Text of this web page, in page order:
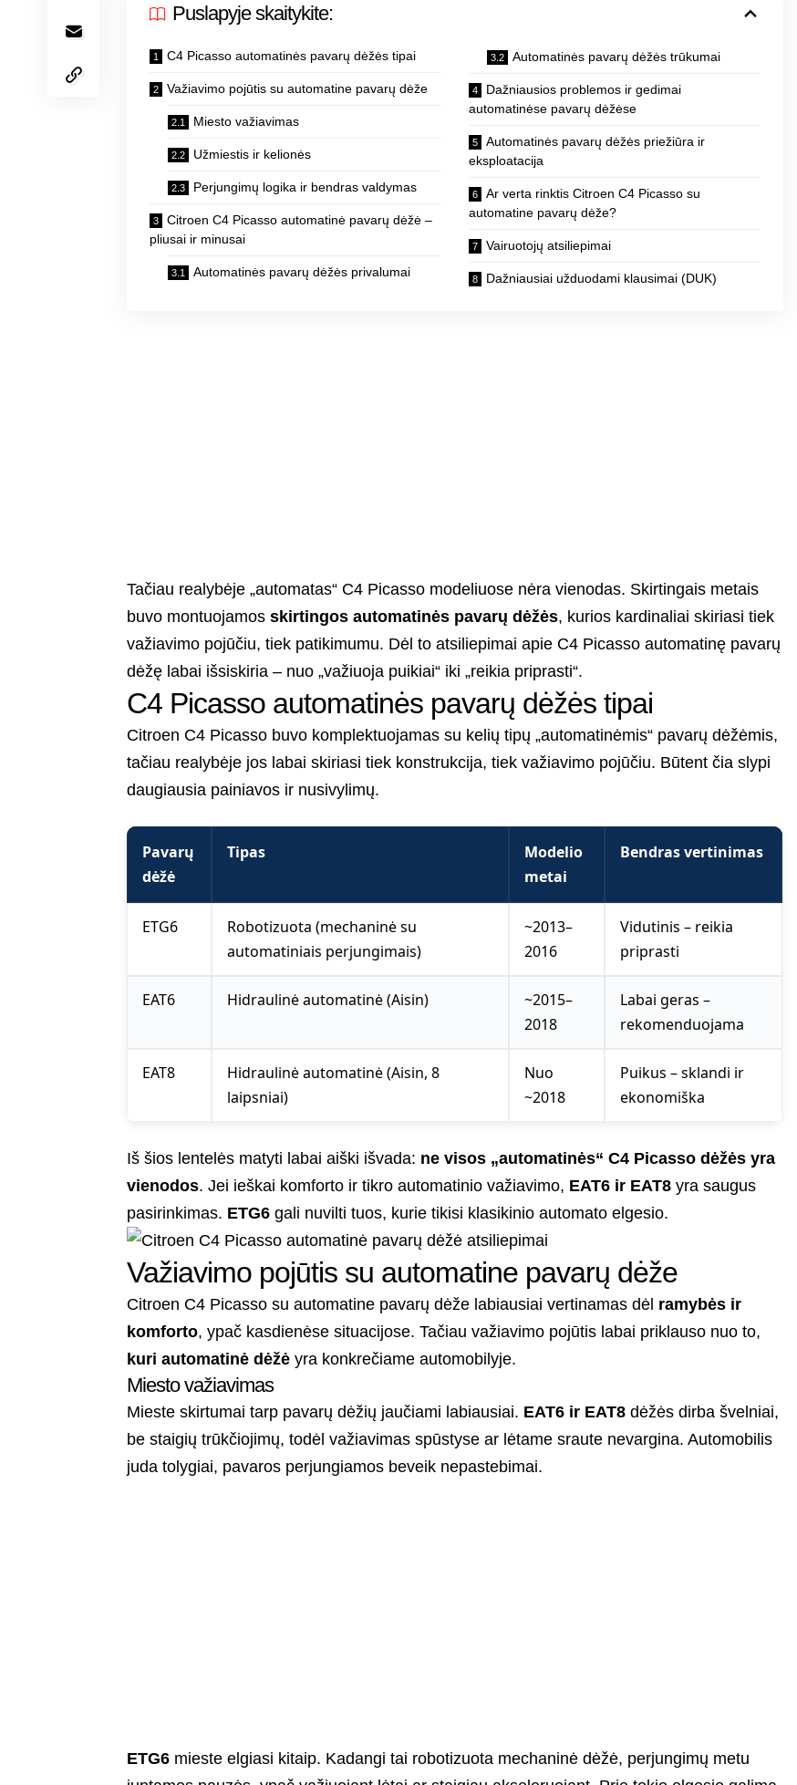
Puslapyje skaitykite:
C4 Picasso automatinės pavarų dėžės tipai
Važiavimo pojūtis su automatine pavarų dėže
Miesto važiavimas
Užmiestis ir kelionės
Perjungimų logika ir bendras valdymas
Citroen C4 Picasso automatinė pavarų dėžė –
pliusai ir minusai
Automatinės pavarų dėžės privalumai
Automatinės pavarų dėžės trūkumai
Dažniausios problemos ir gedimai
automatinėse pavarų dėžėse
Automatinės pavarų dėžės priežiūra ir
eksploatacija
Ar verta rinktis Citroen C4 Picasso su
automatine pavarų dėže?
Vairuotojų atsiliepimai
Dažniausiai užduodami klausimai (DUK)
Tačiau realybėje „automatas“ C4 Picasso modeliuose nėra vienodas. Skirtingais metais
buvo montuojamosskirtingos automatinės pavarų dėžės, kurios kardinaliai skiriasi tiek
važiavimo pojūčiu, tiek patikimumu. Dėl to atsiliepimai apie C4 Picasso automatinę pavarų
dėžę labai išsiskiria – nuo „važiuoja puikiai“ iki „reikia priprasti“.
C4 Picasso automatinės pavarų dėžės tipai
Citroen C4 Picasso buvo komplektuojamas su kelių tipų „automatinėmis“ pavarų dėžėmis,
tačiau realybėje jos labai skiriasi tiek konstrukcija, tiek važiavimo pojūčiu. Būtent čia slypi
daugiausia painiavos ir nusivylimų.
Pavarų
dėžė
Tipas
Modelio
metai
Bendras vertinimas
ETG6
Robotizuota (mechaninė su
automatiniais perjungimais)
~2013–
2016
Vidutinis – reikia
priprasti
EAT6 Hidraulinė automatinė (Aisin)
~2015–
2018
Labai geras –
rekomenduojama
EAT8
Hidraulinė automatinė (Aisin, 8
laipsniai)
Nuo
~2018
Puikus – sklandi ir
ekonomiška
Iš šios lentelės matyti labai aiški išvada: ne visos „automatinės“ C4 Picasso dėžės yra
vienodos. Jei ieškai komforto ir tikro automatinio važiavimo, EAT6 ir EAT8 yra saugus
pasirinkimas. ETG6 gali nuvilti tuos, kurie tikisi klasikinio automato elgesio.
Važiavimo pojūtis su automatine pavarų dėže
Citroen C4 Picasso su automatine pavarų dėže labiausiai vertinamas dėl ramybės ir
komforto, ypač kasdienėse situacijose. Tačiau važiavimo pojūtis labai priklauso nuo to,
kuri automatinė dėžė yra konkrečiame automobilyje.
Miesto važiavimas
Mieste skirtumai tarp pavarų dėžių jaučiami labiausiai. EAT6 ir EAT8 dėžės dirba švelniai,
be staigių trūkčiojimų, todėl važiavimas spūstyse ar lėtame sraute nevargina. Automobilis
juda tolygiai, pavaros perjungiamos beveik nepastebimai.
ETG6 mieste elgiasi kitaip. Kadangi tai robotizuota mechaninė dėžė, perjungimų metu